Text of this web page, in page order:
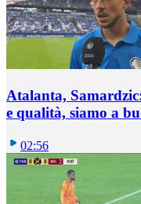
Atalanta,
e qualità, siamo a
02:56